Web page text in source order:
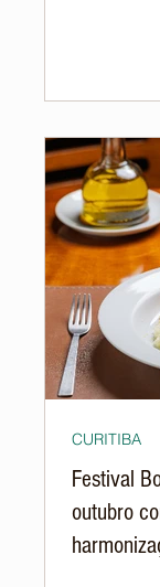
Festival
outubro
CURITIBA